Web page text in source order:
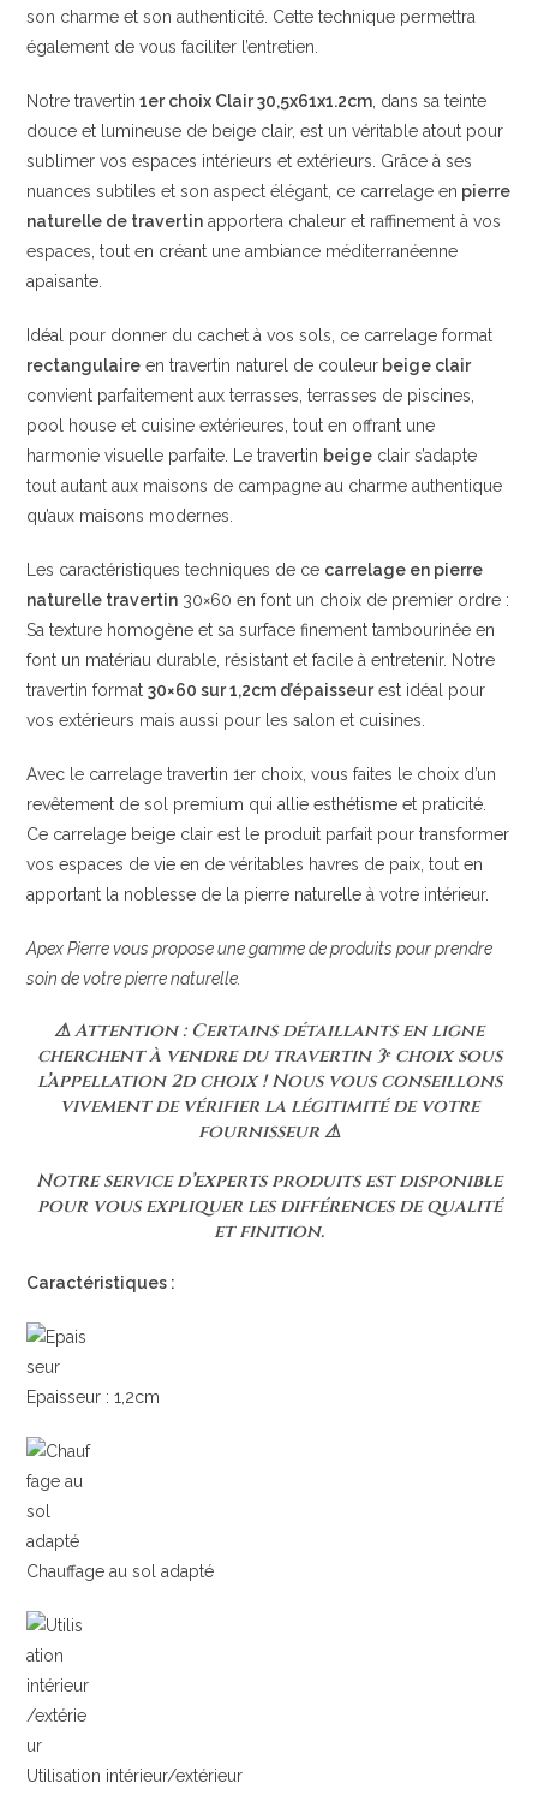
son charme et son authenticité. Cette technique permettra
également de vous faciliter l’entretien.
Notre travertin 1er choix Clair 30,5x61x1.2cm , dans sa teinte
douce et lumineuse de beige clair, est un véritable atout pour
sublimer vos espaces intérieurs et extérieurs. Grâce à ses
nuances subtiles et son aspect élégant, ce carrelage en pierre
naturelle de travertin apportera chaleur et raffinement à vos
espaces, tout en créant une ambiance méditerranéenne
apaisante.
Idéal pour donner du cachet à vos sols, ce carrelage format
rectangulaire en travertin naturel de couleur beige clair
convient parfaitement aux terrasses, terrasses de piscines,
pool house et cuisine extérieures, tout en offrant une
harmonie visuelle parfaite. Le travertin beige clair s’adapte
tout autant aux maisons de campagne au charme authentique
qu’aux maisons modernes.
Les caractéristiques techniques de ce carrelage en pierre
naturelle travertin 30×60 en font un choix de premier ordre :
Sa texture homogène et sa surface finement tambourinée en
font un matériau durable, résistant et facile à entretenir. Notre
travertin format30×60 sur 1,2cm d’épaisseurest idéal pour
vos extérieurs mais aussi pour les salon et cuisines.
Avec le carrelage travertin 1er choix, vous faites le choix d’un
revêtement de sol premium qui allie esthétisme et praticité.
Ce carrelage beige clair est le produit parfait pour transformer
vos espaces de vie en de véritables havres de paix, tout en
apportant la noblesse de la pierre naturelle à votre intérieur.
Apex Pierre vous propose une gamme de produits pour prendre
soin de votre pierre naturelle.
⚠ Attention : Certains détaillants en ligne
cherchent à vendre du travertin 3ᵉ choix sous
l’appellation 2d choix ! Nous vous conseillons
vivement de vérifier la légitimité de votre
fournisseur ⚠
Notre service d’experts produits est disponible
pour vous expliquer les différences de qualité
et finition.
Caractéristiques :
Epaisseur : 1,2cm
Chauffage au sol adapté
Utilisation intérieur/extérieur